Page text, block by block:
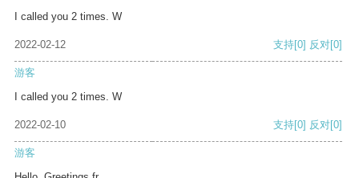
I called you 2 times. W
2022-02-12 支持[0] 反对[0]
游客
I called you 2 times. W
2022-02-10 支持[0] 反对[0]
游客